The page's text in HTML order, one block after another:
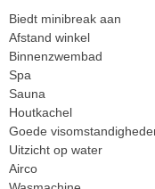
Biedt minibreak aan
Afstand winkel
Binnenzwembad
Spa
Sauna
Houtkachel
Goede
Uitzicht op water
Airco